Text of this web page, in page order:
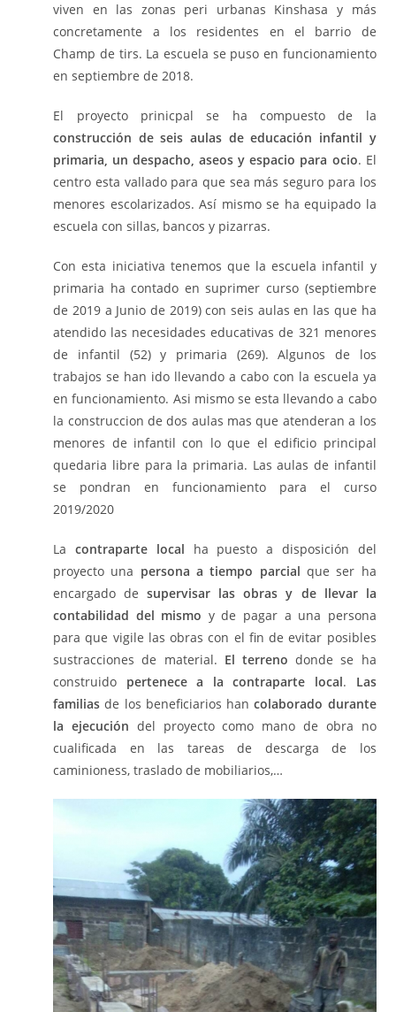
viven en las zonas peri urbanas Kinshasa y más
concretamente a los residentes en el barrio de
Champ de tirs. La escuela se puso en funcionamiento
en septiembre de 2018.
El proyecto prinicpal se ha compuesto de la
construcción de seis aulas de educación infantil y
primaria, un despacho, aseos y espacio para ocio. El
centro esta vallado para que sea más seguro para los
menores escolarizados. Así mismo se ha equipado la
escuela con sillas, bancos y pizarras.
Con esta iniciativa tenemos que la escuela infantil y
primaria ha contado en suprimer curso (septiembre
de 2019 a Junio de 2019) con seis aulas en las que ha
atendido las necesidades educativas de 321 menores
de infantil (52) y primaria (269). Algunos de los
trabajos se han ido llevando a cabo con la escuela ya
en funcionamiento. Asi mismo se esta llevando a cabo
la construccion de dos aulas mas que atenderan a los
menores de infantil con lo que el edificio principal
quedaria libre para la primaria. Las aulas de infantil
se pondran en funcionamiento para el curso
2019/2020
La contraparte local ha puesto a disposición del
proyecto una persona a tiempo parcial que ser ha
encargado desupervisar las obras y de llevar la
contabilidad del mismo y de pagar a una persona
para que vigile las obras con el fin de evitar posibles
sustracciones de material. El terreno donde se ha
construido pertenece a la contraparte local. Las
familias de los beneficiarios hancolaborado durante
la ejecución del proyecto como mano de obra no
cualificada en las tareas de descarga de los
caminioness, traslado de mobiliarios,…